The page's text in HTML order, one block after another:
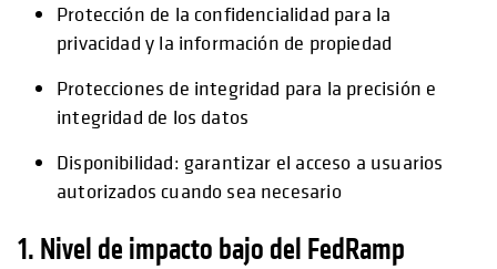
Protección de la confidencialidad para la
privacidad y la información de propiedad
Protecciones de integridad para la precisión e
integridad de los datos
Disponibilidad: garantizar el acceso a usuarios
autorizados cuando sea necesario
1. Nivel de impacto bajo del FedRamp